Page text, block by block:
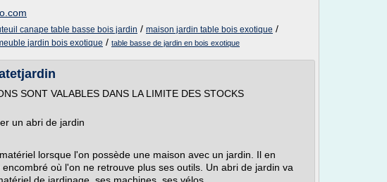
canape table basse bois jardin / maison jardin table bois exotique /
jardin bois exotique / table basse de jardin en bois exotique
SONT VALABLES DANS LA LIMITE DES STOCKS
un abri de jardin
lorsque l'on possède une maison avec un jardin. Il en
où l'on ne retrouve plus ses outils. Un abri de jardin va